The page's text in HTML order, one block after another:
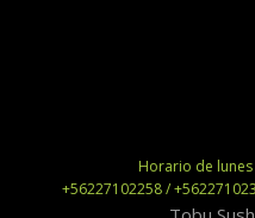
Horario de
+56227102258 /